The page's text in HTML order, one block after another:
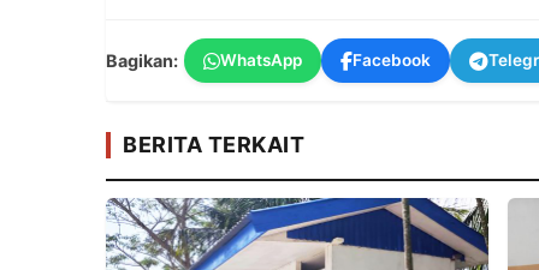
Bagikan: WhatsApp Facebook
BERITA TERKAIT